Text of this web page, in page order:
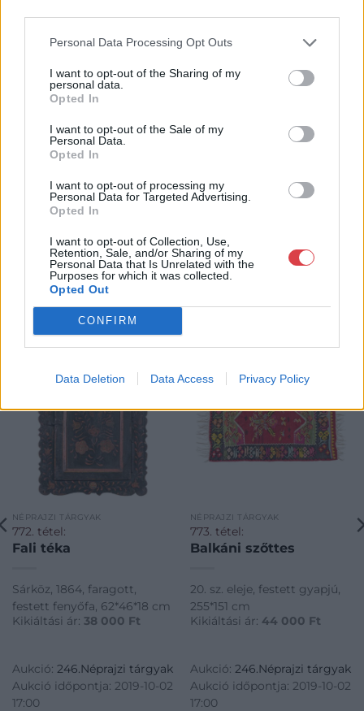
Personal Data Processing Opt Outs
I want to opt-out of the Sharing of my
personal data.
Opted In
I want to opt-out of the Sale of my
Personal Data.
Opted In
I want to opt-out of processing my
Personal Data for Targeted Advertising.
Opted In
I want to opt-out of Collection, Use,
Retention, Sale, and/or Sharing of my
Personal Data that Is Unrelated with the
Purposes for which it was collected.
Opted Out
CONFIRM
Data Deletion Data Access Privacy Policy
http://www.nagyhazi.hu
Bemutatkozás: Magas színvonalú festmények és műtárgyak,
bútorok, szőnyegek, üveg, porcelán és ezüst tárgyak, ékszerek,
néprajzi tárgyak értékesítése és aukcionálása. Hagyatékok és
a tárgyfelvétel folyamatos.
KAPCSOLÓDÓ MŰTÁRGYAK
NÉPRAJZI TÁRGYAK
772. tétel:
Fali téka
Sárköz, 1864, faragott,
festett fenyőfa, 62*46*18 cm
Kikiáltási ár: 38 000 Ft
Aukció: 246.Néprajzi tárgyak
Aukció időpontja: 2019-10-02
17:00
NÉPRAJZI TÁRGYAK
773. tétel:
Balkáni szőttes
20. sz. eleje, festett gyapjú,
255*151 cm
Kikiáltási ár: 44 000 Ft
Aukció: 246.Néprajzi tárgyak
Aukció időpontja: 2019-10-02
17:00